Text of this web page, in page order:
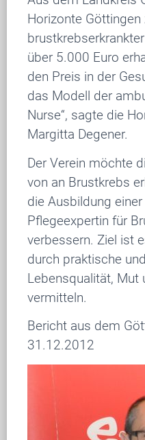
Horizonte
über 5.000 Euro
den Preis in der
das Modell der
Nurse“, sagte die
Margitta Degener.
Der Verein möchte
von an Brustkrebs
die Ausbildung
Pflegeexpertin für
verbessern. Ziel ist
durch praktische
Lebensqualität, Mut
vermitteln.
Bericht aus dem
31.12.2012